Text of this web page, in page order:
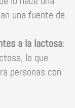
una fuente de
a la lactosa:
lo que
personas con